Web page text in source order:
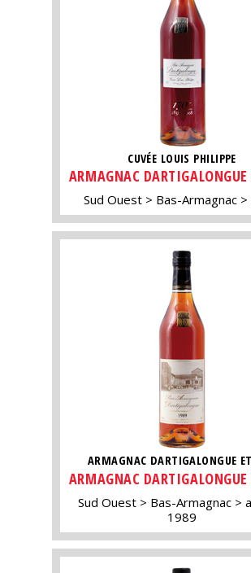
CUVÉE LOUIS PHILIPPE
ARMAGNAC
Sud Ouest Bas-Armagnac
ARMAGNAC DARTIGALONGUE
ARMAGNAC
Sud Ouest Bas-Armagnac
1989